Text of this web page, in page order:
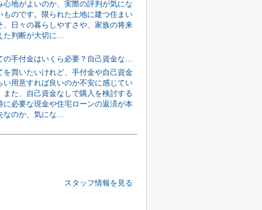
心地がよいのか、実際の評判が気にな
ものです。限られた土地に建つ住まい
、日々の暮らしやすさや、家族の将来
た判断が大切に...
新築戸建ての手付金はいくら必要？自己資金なしでも購入を目指す資金計画の考え方
を買いたいけれど、手付金や自己資金
い用意すれば良いのか不安に感じてい
また、自己資金なしで購入を検討する
に必要な現金や住宅ローンの返済が本
なのか、気にな...
スタッフ情報を見る